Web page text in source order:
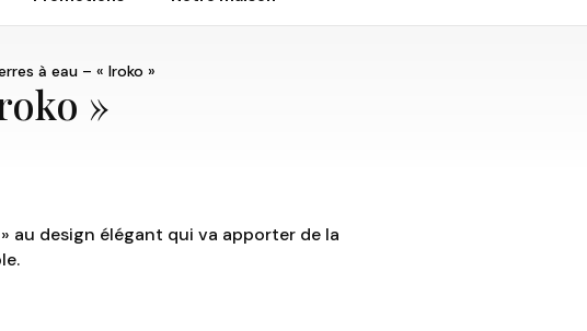
à eau – « Iroko »
»
au design élégant qui va apporter de la